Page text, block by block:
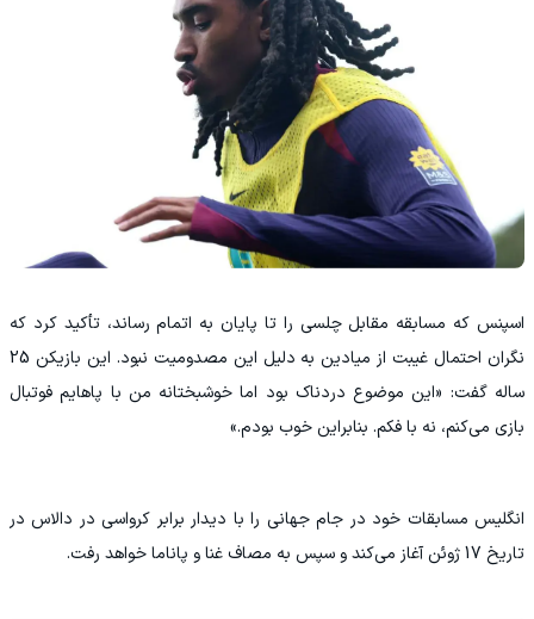
اسپنس که مسابقه مقابل چلسی را تا پایان به اتمام رساند، تأکید کرد که
نگران احتمال غیبت از میادین به دلیل این مصدومیت نبود. این بازیکن 25
ساله گفت: «این موضوع دردناک بود اما خوشبختانه من با پاهایم فوتبال
بازی می‌کنم، نه با فکم. بنابراین خوب بودم.»
انگلیس مسابقات خود در جام جهانی را با دیدار برابر کرواسی در دالاس در
تاریخ 17 ژوئن آغاز می‌کند و سپس به مصاف غنا و پاناما خواهد رفت.